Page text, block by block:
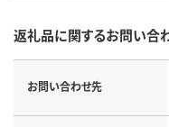
返礼品に関するお問い合
お問い合わせ先